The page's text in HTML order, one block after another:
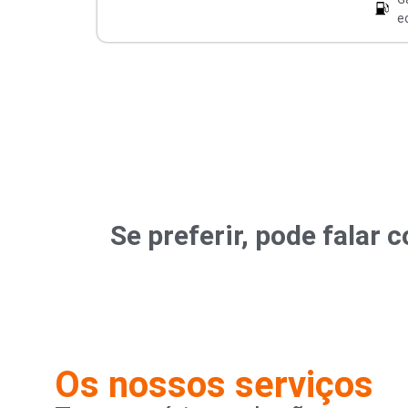
Se preferir, pode falar
Os nossos serviços